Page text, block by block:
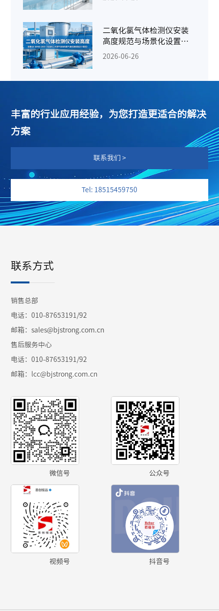
二氧化氯气体检测仪安装
高度规范与场景化设置指
南
2026-06-26
丰富的行业应用经验，为您打造更适合的解决
方案
联系我们 >
Tel: 18515459750
微信号 公众号
视频号 抖音号
联系方式
销售总部
电话：010-87653191/92
邮箱：sales@bjstrong.com.cn
售后服务中心
电话：010-87653191/92
邮箱： lcc@bjstrong.com.cn